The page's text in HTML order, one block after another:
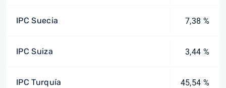
IPC Suecia 7,38 %
IPC Suiza 3,44 %
IPC Turquía 45,54 %